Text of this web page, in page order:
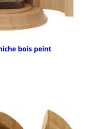
bois peint